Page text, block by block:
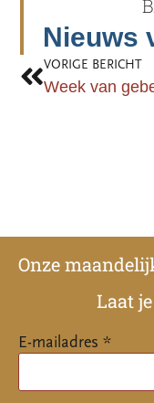
Nieuws
VORIGE BERICHT
Onze
Laat
E-mailadres *